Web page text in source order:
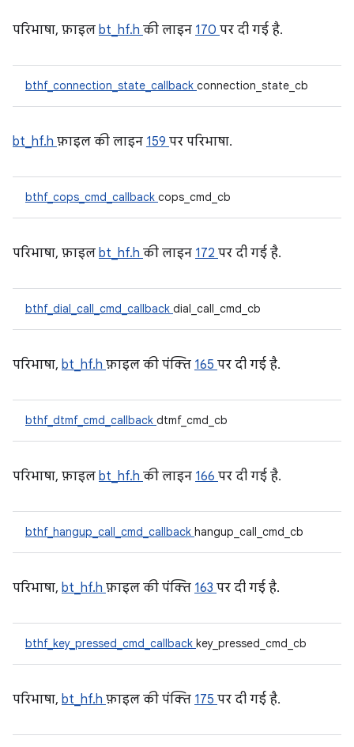
परिभाषा, फ़ाइल bt_hf.h की लाइन 170 पर दी गई है.
bthf_connection_state_callback connection_state_cb
bt_hf.h फ़ाइल की लाइन 159 पर परिभाषा.
bthf_cops_cmd_callback cops_cmd_cb
परिभाषा, फ़ाइल bt_hf.h की लाइन 172 पर दी गई है.
bthf_dial_call_cmd_callback dial_call_cmd_cb
परिभाषा, bt_hf.h फ़ाइल की पंक्ति 165 पर दी गई है.
bthf_dtmf_cmd_callback dtmf_cmd_cb
परिभाषा, फ़ाइल bt_hf.h की लाइन 166 पर दी गई है.
bthf_hangup_call_cmd_callback hangup_call_cmd_cb
परिभाषा, bt_hf.h फ़ाइल की पंक्ति 163 पर दी गई है.
bthf_key_pressed_cmd_callback key_pressed_cmd_cb
परिभाषा, bt_hf.h फ़ाइल की पंक्ति 175 पर दी गई है.